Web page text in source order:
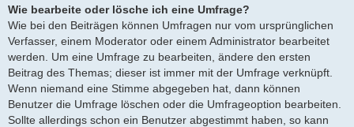
Wie bearbeite oder lösche ich eine Umfrage?
Wie bei den Beiträgen können Umfragen nur vom ursprünglichen
Verfasser, einem Moderator oder einem Administrator bearbeitet
werden. Um eine Umfrage zu bearbeiten, ändere den ersten
Beitrag des Themas; dieser ist immer mit der Umfrage verknüpft.
Wenn niemand eine Stimme abgegeben hat, dann können
Benutzer die Umfrage löschen oder die Umfrageoption bearbeiten.
Sollte allerdings schon ein Benutzer abgestimmt haben, so kann